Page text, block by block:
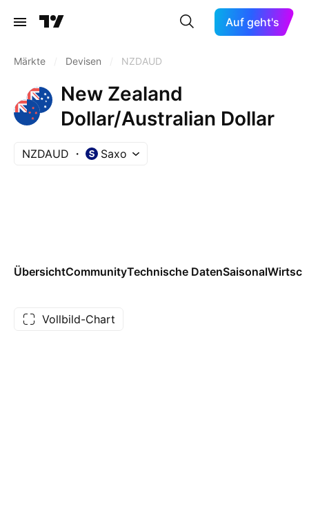
Auf geht's
Märkte Devisen NZDAUD
New Zealand
Dollar/Australian Dollar
NZDAUD Saxo
ÜbersichtCommunityTechnische DatenSaisonal
Vollbild-Chart